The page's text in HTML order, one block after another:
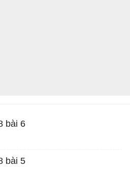
bài 6
bài 5